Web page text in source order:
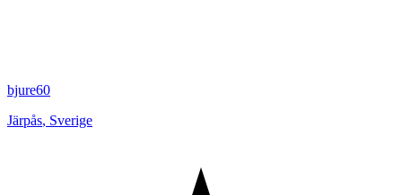
bjure60
Järpås, Sverige